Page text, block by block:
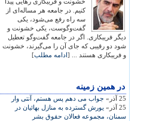
کنیم. در جامعه هر مساله‌ای از
سه راه رفع می‌شود، یکی
گفت‌وگوست، یکی خشونت و
دیگر فریبکاری. اگر در جامعه گفت‌وگو تعطیل
شود دو رقیبی که جای آن را می‌گیرند، خشونت
و فریبکاری هستند ... [ادامه مطلب]
در همين زمينه
25 آذر»
جواب می دهم پس هستم، آنتی وار
25 آذر»
يورش گسترده به منازل بهائيان در
سمنان، مجموعه فعالان حقوق بشر